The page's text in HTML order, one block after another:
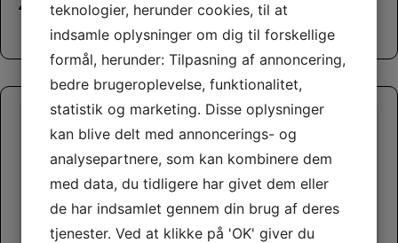
499,00kr.
99,95kr.
Flere Farver
teknologier, herunder cookies, til at
indsamle oplysninger om dig til forskellige
formål, herunder: Tilpasning af annoncering,
bedre brugeroplevelse, funktionalitet,
statistik og marketing. Disse oplysninger
kan blive delt med annoncerings- og
analysepartnere, som kan kombinere dem
med data, du tidligere har givet dem eller
de har indsamlet gennem din brug af deres
tjenester. Ved at klikke på 'OK' giver du